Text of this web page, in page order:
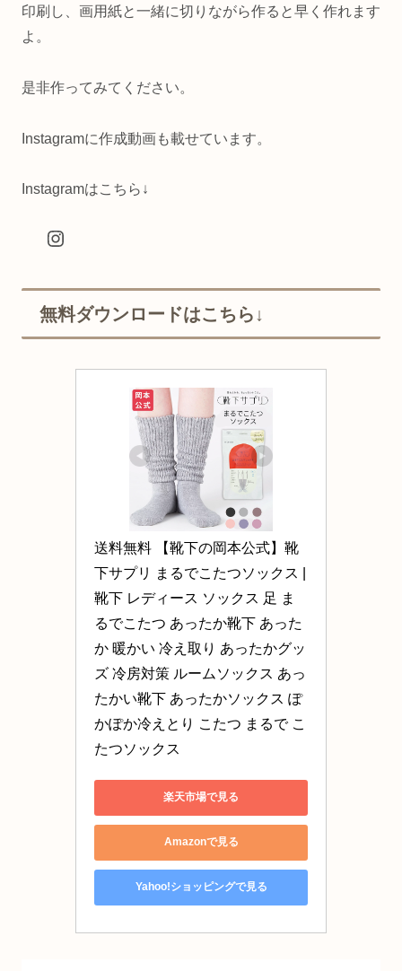
印刷し、画用紙と一緒に切りながら作ると早く作れます
よ。
是非作ってみてください。
Instagramに作成動画も載せています。
Instagramはこちら↓
Instagram
無料ダウンロードはこちら↓
送料無料 【靴下の岡本公式】靴
下サプリ まるでこたつソックス |
靴下 レディース ソックス 足 ま
るでこたつ あったか靴下 あった
か 暖かい 冷え取り あったかグッ
ズ 冷房対策 ルームソックス あっ
たかい靴下 あったかソックス ぽ
かぽか冷えとり こたつ まるで こ
たつソックス
楽天市場で見る
Amazonで見る
Yahoo!ショッピングで見る